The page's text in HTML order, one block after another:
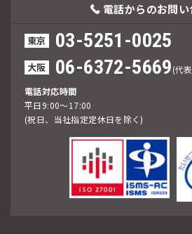
電話からのお問
東京 03-5251-0025
大阪 06-6372-5669(代
電話対応時間
平日9:00～17:00
(祝日、当社指定定休日を除く)